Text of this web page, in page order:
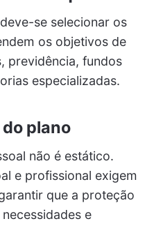
se selecionar os
os objetivos de
previdência, fundos
especializadas.
plano
não é estático.
e profissional exigem
que a proteção
e